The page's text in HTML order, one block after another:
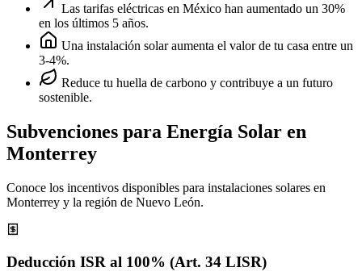
Las tarifas eléctricas en México han aumentado un 30%
en los últimos 5 años.
Una instalación solar aumenta el valor de tu casa entre un
3-4%.
Reduce tu huella de carbono y contribuye a un futuro
sostenible.
Subvenciones para Energía Solar en
Monterrey
Conoce los incentivos disponibles para instalaciones solares en
Monterrey y la región de Nuevo León.
Deducción ISR al 100% (Art. 34 LISR)